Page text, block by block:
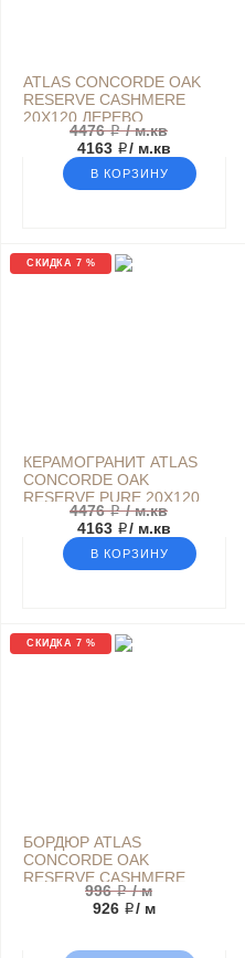
ATLAS CONCORDE OAK
RESERVE CASHMERE
20Х120 ДЕРЕВО
БЕЖЕВЫЙ
4476 ₽/ м.кв
4163 ₽/ м.кв
В КОРЗИНУ
СКИДКА 7 %
КЕРАМОГРАНИТ ATLAS
CONCORDE OAK
RESERVE PURE 20Х120
ДЕРЕВО КОРИЧНЕВЫЙ
4476 ₽/ м.кв
4163 ₽/ м.кв
В КОРЗИНУ
СКИДКА 7 %
БОРДЮР ATLAS
CONCORDE OAK
RESERVE CASHMERE
BATTISCO PAРАЗМЕР
7,2Х60 ДЕРЕВО БЕЖЕВЫЙ
610130000492
996 ₽/ м
926 ₽/ м